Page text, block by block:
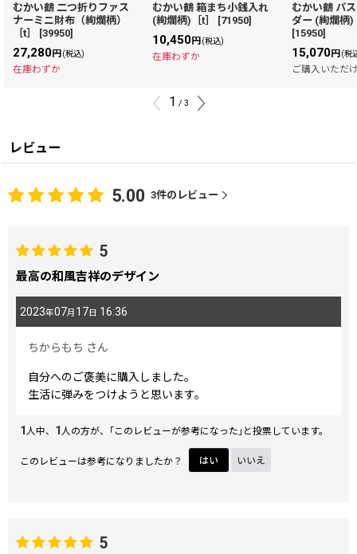
むかい鶴 二つ折りファス
ナーミニ財布（絢爛柄）
［t］
[39950]
27,280円(税込)
在庫わずか
むかい鶴 箱まち小銭入れ
(絢爛柄)［t］
[71950]
10,450円(税込)
在庫わずか
むかい鶴 パ
ダー (絢爛柄)
[15950]
15,070円(税
ご購入いただ
1 / 3
レビュー
5.00 3件のレビュー
5
最高の和風吉祥のデザイン
2023年07月 17日 16:36
ちからもち さん
自分へのご褒美に購入しました。
生活に弾みをつけようと思います。
1人中、 1人の方が、｢このレビューが参考になった｣と投票しています。
このレビューは参考になりましたか？ はい いいえ
5